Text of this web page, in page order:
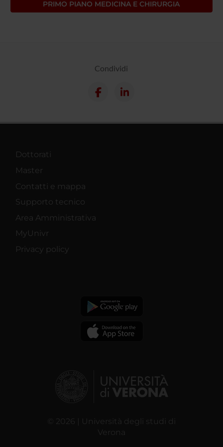
PRIMO PIANO MEDICINA E CHIRURGIA
Condividi
Dottorati
Master
Contatti e mappa
Supporto tecnico
Area Amministrativa
MyUnivr
Privacy policy
© 2026 | Università degli studi di
Verona